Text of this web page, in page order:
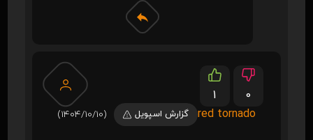
1
0
red tornado
گزارش اسپویل (1404/10/10)